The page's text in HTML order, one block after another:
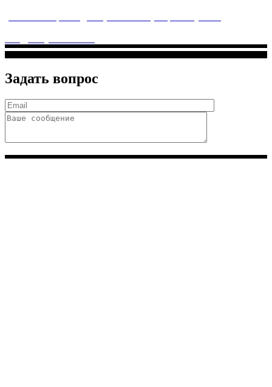
Задать вопрос